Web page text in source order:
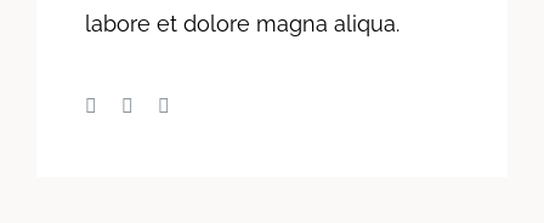
labore et dolore magna aliqua.